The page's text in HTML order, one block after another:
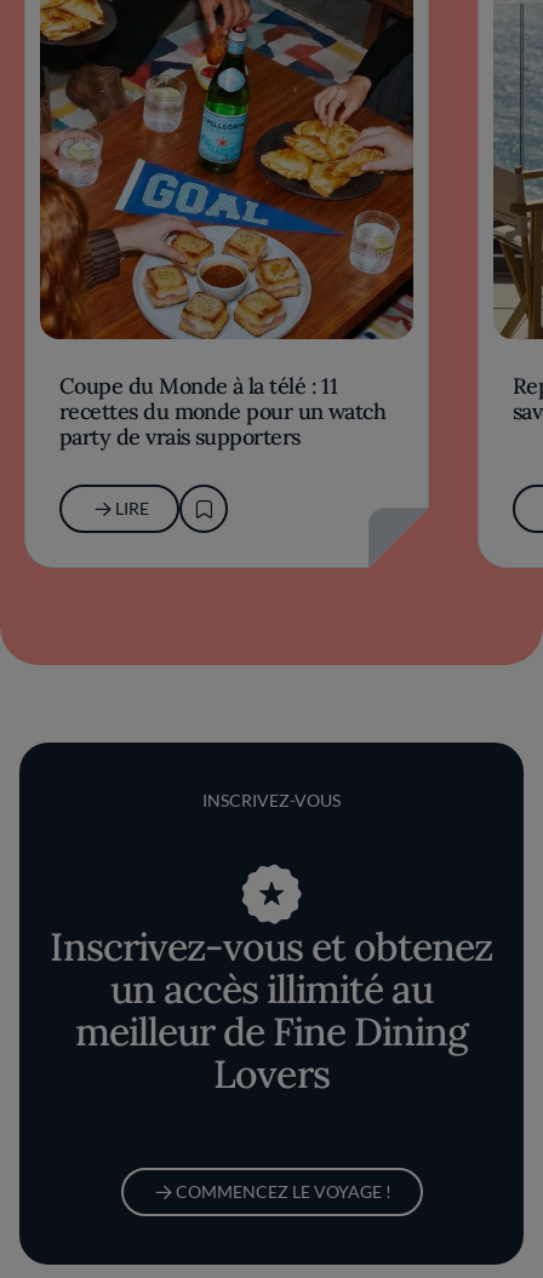
Coupe du Monde à la télé : 11
recettes du monde pour un watch
party de vrais supporters
LIRE
INSCRIVEZ-VOUS
Inscrivez-vous et obtenez
un accès illimité au
meilleur de Fine Dining
Lovers
COMMENCEZ LE VOYAGE !